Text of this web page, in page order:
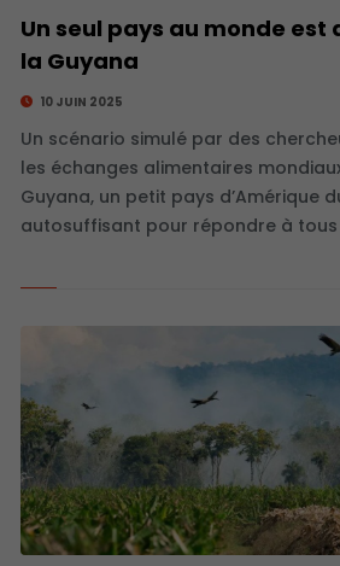
Un seul pays au monde
la Guyana
10 JUIN 2025
Un scénario simulé par des
les échanges alimentaires
Guyana, un petit pays d’Amérique
autosuffisant pour répondre à tous